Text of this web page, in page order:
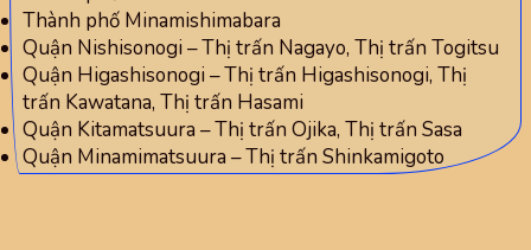
Thành phố Minamishimabara
Quận Nishisonogi – Thị trấn Nagayo, Thị trấn Togitsu
Quận Higashisonogi – Thị trấn Higashisonogi, Thị
trấn Kawatana, Thị trấn Hasami
Quận Kitamatsuura – Thị trấn Ojika, Thị trấn Sasa
Quận Minamimatsuura – Thị trấn Shinkamigoto